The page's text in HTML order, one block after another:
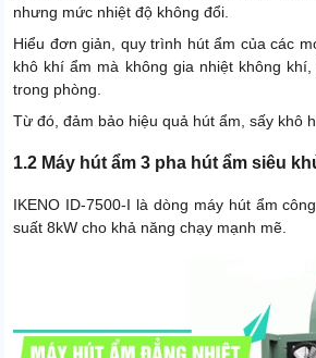
nhưng mức nhiệt độ không đổi.
Hiểu đơn giản, quy trình hút ẩm của các
khô khí ẩm mà không gia nhiệt không
trong phòng.
Từ đó, đảm bảo hiệu quả hút ẩm, sấy khô
1.2 Máy hút ẩm 3 pha hút ẩm siêu
IKENO ID-7500-I là dòng máy hút ẩm
suất 8kW cho khả năng chạy mạnh mẽ.